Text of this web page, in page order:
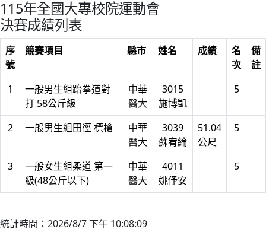
115年全國大專校院運動會
決賽成績列表
序
號
競賽項目 縣市 姓名 成績
名
次
備
註
1
一般男生組跆拳道對
打 58公斤級
中華
醫大
3015
施博凱
5
2 一般男生組田徑 標槍
中華
醫大
3039
蘇宥綸
51.04
公尺
5
3
一般女生組柔道 第一
級(48公斤以下)
中華
醫大
4011
姚伃安
5
統計時間：2026/8/7 下午 10:08:09